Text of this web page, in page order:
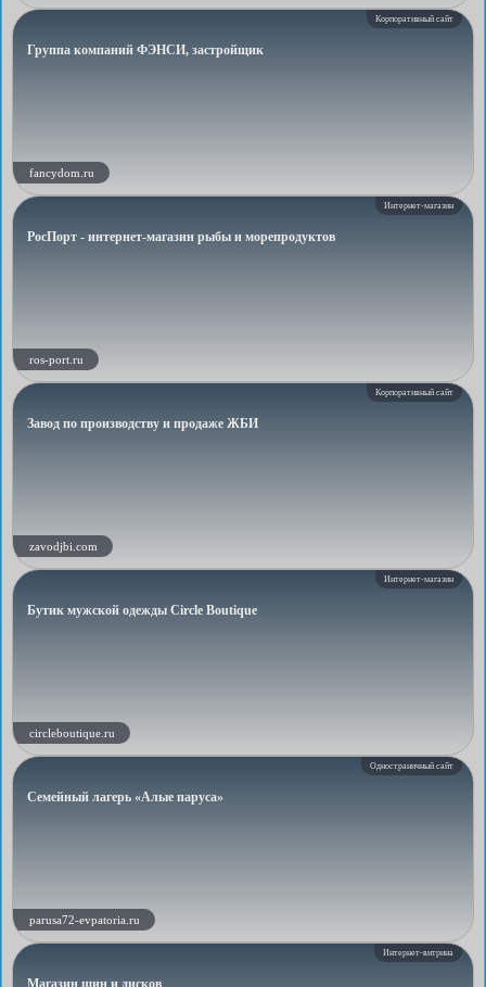
Корпоративный сайт
Группа компаний ФЭНСИ, застройщик
fancydom.ru
Интернет-магазин
РосПорт - интернет-магазин рыбы и морепродуктов
ros-port.ru
Корпоративный сайт
Завод по производству и продаже ЖБИ
zavodjbi.com
Интернет-магазин
Бутик мужской одежды Circle Boutique
circleboutique.ru
Одностраничный сайт
Семейный лагерь «Алые паруса»
parusa72-evpatoria.ru
Интернет-витрина
Магазин шин и дисков